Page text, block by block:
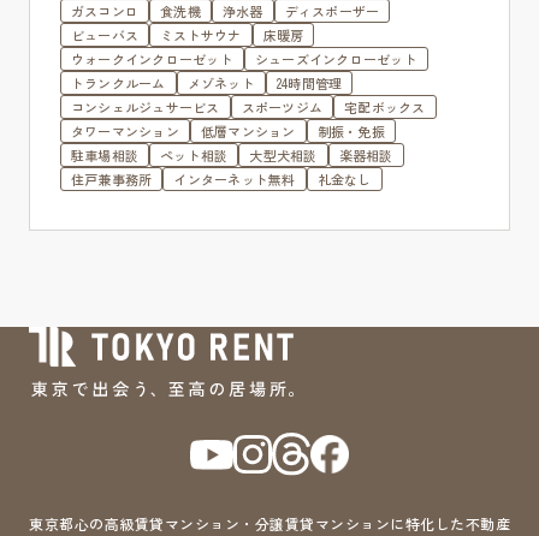
ガスコンロ
食洗機 浄水器
ディスポーザー
ビューバス
ミストサウナ
床暖房
ウォークインクローゼット
シューズインクローゼット
トランクルーム
メゾネット
24時間管理
コンシェルジュサービス
スポーツジム
宅配ボックス
タワーマンション
低層マンション
制振・免振
駐車場相談
ペット相談 大型犬相談
楽器相談
住戸兼事務所
インターネット無料 礼金なし
東京都心の高級賃貸マンション・分譲賃貸マンションに特化した不動産